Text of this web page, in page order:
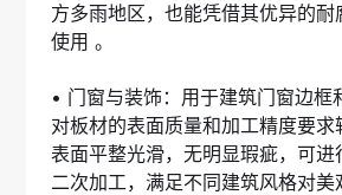
方多雨地区，也能凭借其优异的耐
使用 。
• 门窗与装饰：用于建筑门窗边框
对板材的表面质量和加工精度要求
表面平整光滑，无明显瑕疵，可进
二次加工，满足不同建筑风格对美